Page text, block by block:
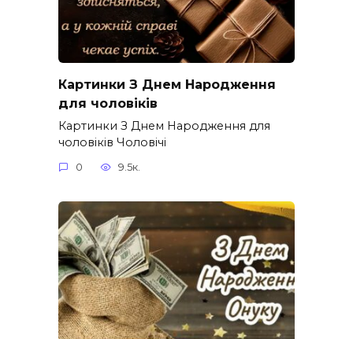
Картинки З Днем Народження
для чоловіків​
Картинки З Днем Народження для
чоловіків​ Чоловічі
0 9.5к.